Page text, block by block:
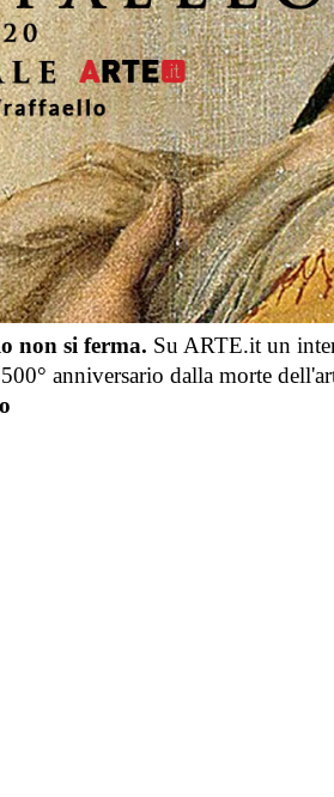
non si ferma. Su ARTE.it un
anniversario dalla morte